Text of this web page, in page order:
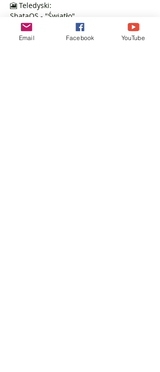
🎦 Teledyski:
ShataQS - "Światło"
https://youtu.be/62QavrMmGGo
ShataQS - "Ogród" https://tiny.pl/ccs7h
Email Facebook YouTube